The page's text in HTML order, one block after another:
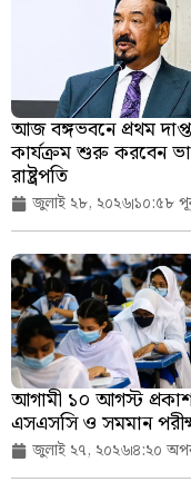
আজ বঙ্গভবনে প্রথম
কার্যক্রম শুরু করবেন
রাষ্ট্রপতি
জুলাই ২৮, ২০২৬১০:৫৮
আগামী ১০ আগস্ট
এসএসসি ও সমমান
জুলাই ২৭, ২০২৬৪:২০